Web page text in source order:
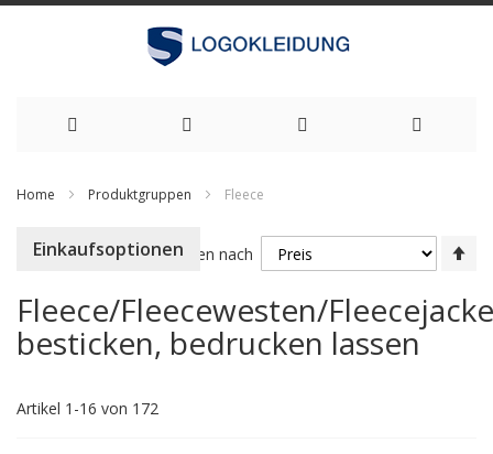
springen
Home Produktgruppen Fleece
Fleece/Fleecewesten/
besticken, bedrucken lassen
Artikel 1 -16 von 172
Sortieren nach
Einkaufsoptionen